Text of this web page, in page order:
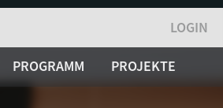
LOGIN
PROGRAMM PROJEKTE